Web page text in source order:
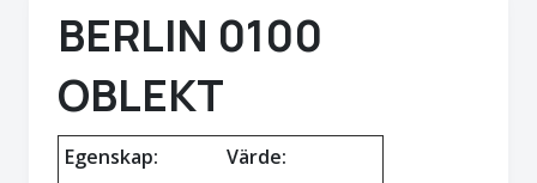
BERLIN 0100
OBLEKT
Egenskap:
Värde: